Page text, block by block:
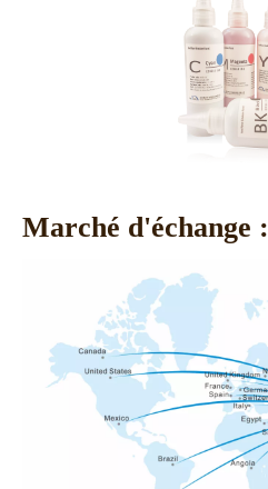
Marché d'échange :